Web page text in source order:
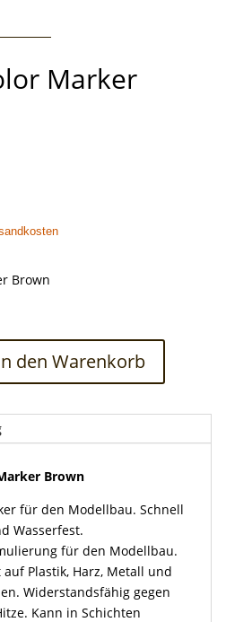
Marker
Brown
den Warenkorb
Brown
für den Modellbau. Schnell
Wasserfest.
für den Modellbau.
auf Plastik, Harz, Metall und
Widerstandsfähig gegen
Kann in Schichten